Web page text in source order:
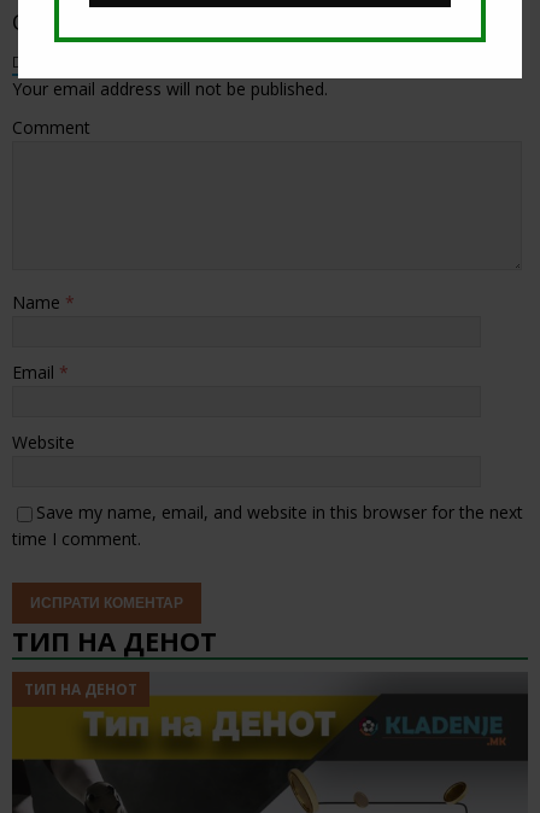
Оставете коментар
Default Comments (0)
Your email address will not be published.
Comment
Name *
Email *
Website
Save my name, email, and website in this browser for the next
time I comment.
ТИП НА ДЕНОТ
ТИП НА ДЕНОТ